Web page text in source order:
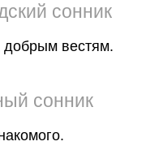
сонник
вестям.
сонник